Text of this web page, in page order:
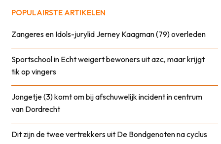
POPULAIRSTE ARTIKELEN
Zangeres en Idols-jurylid Jerney Kaagman (79) overleden
Sportschool in Echt weigert bewoners uit azc, maar krijgt
tik op vingers
Jongetje (3) komt om bij afschuwelijk incident in centrum
van Dordrecht
Dit zijn de twee vertrekkers uit De Bondgenoten na cyclus